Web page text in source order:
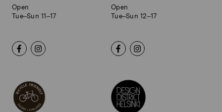
Open
Tue–Sun 11–17
Open
Tue–Sun 12–17